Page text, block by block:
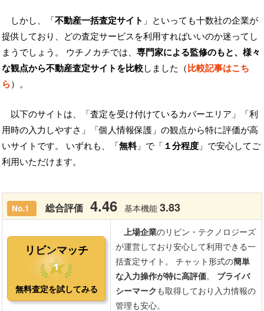
しかし、「不動産一括査定サイト 」といっても十数社の企業が
提供しており、どの査定サービスを利用すればいいのか迷ってし
まうでしょう。 ウチノカチでは、 専門家による監修のもと、様々
な観点から不動産査定サイトを比較しました（比較記事はこち
ら）。
以下のサイトは、「査定を受け付けているカバーエリア」「利
用時の入力しやすさ」「個人情報保護」の観点から特に評価が高
いサイトです。 いずれも、「無料」で「 １分程度 」で安心してご
利用いただけます。